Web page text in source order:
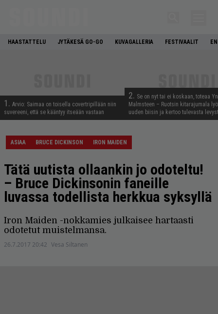
HAASTATTELU JYTÄKESÄ GO-GO KUVAGALLERIA FESTIVAALIT
1. Arvio: Saimaa on toisella covertripillään niin
suvereeni, että se kääntyy itseään vastaan
2. Se on nyt tai ei koskaan, toteaa
Malmsteen – Ruotsin kitarajumala
uuden biisin ja kertoo tulevasta
ASIAA BRUCE DICKINSON IRON MAIDEN
Tätä uutista ollaankin jo odoteltu!
– Bruce Dickinsonin faneille
luvassa todellista herkkua syksyllä
Iron Maiden -nokkamies julkaisee hartaasti
odotetut muistelmansa.
26.7.2017 20:42 Vesa Siltanen